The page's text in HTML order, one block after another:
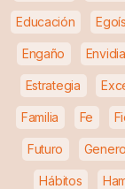
Educación
Engaño Envidia
Estrategia
Familia Fe
Futuro
Hábitos